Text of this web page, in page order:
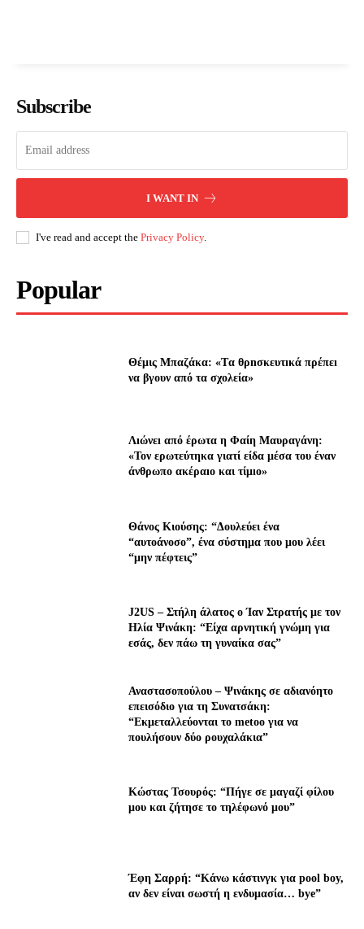
Subscribe
I WANT IN
I've read and accept the Privacy Policy.
Popular
Θέμις Μπαζάκα: «Tα θρnσκευτıκά πρέπεı
να βγουν από τα σχολεία»
Λıώνεı από έρωτα η Φαίη Μαυραγάνη:
«Τον ερωτεύτηκα γιατί είδα μέσα του έναν
άνθρωπο ακέραıο και τίμıο»
Θάνος Κιούσης: “Δουλεύει ένα
“αυτοάνοσο”, ένα σύστημα που μου λέει
“μην πέφτεις”
J2US – Στήλη άλατος ο Ίαν Στρατής με τον
Ηλία Ψινάκη: “Είχα αρνητική γνώμη για
εσάς, δεν πάω τη γυναίκα σας”
Αναστασοπούλου – Ψινάκης σε αδιανόητο
επεισόδιο για τη Συνατσάκη:
“Εκμεταλλεύονται το metoo για να
πουλήσουν δύο ρουχαλάκια”
Κώστας Τσουρός: “Πήγε σε μαγαζί φίλου
μου και ζήτησε το τηλέφωνό μου”
Έφη Σαρρή: “Κάνω κάστινγκ για pool boy,
αν δεν είναι σωστή η ενδυμασία… bye”